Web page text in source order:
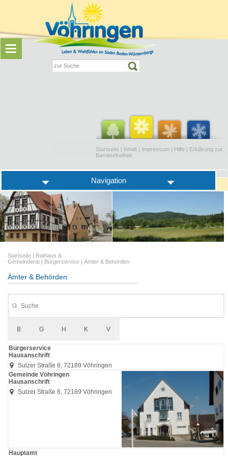
Startseite | Inhalt | Impressum | Hilfe | Erklärung zur
Barrierefreiheit
Navigation
Startseite | Rathaus &
Gemeinderat | Bürgerservice | Ämter & Behörden
Ämter & Behörden
B G H K V
Bürgerservice
Hausanschrift
Sulzer Straße 8, 72189 Vöhringen
Gemeinde Vöhringen
Hausanschrift
Sulzer Straße 8, 72189 Vöhringen
Hauptamt